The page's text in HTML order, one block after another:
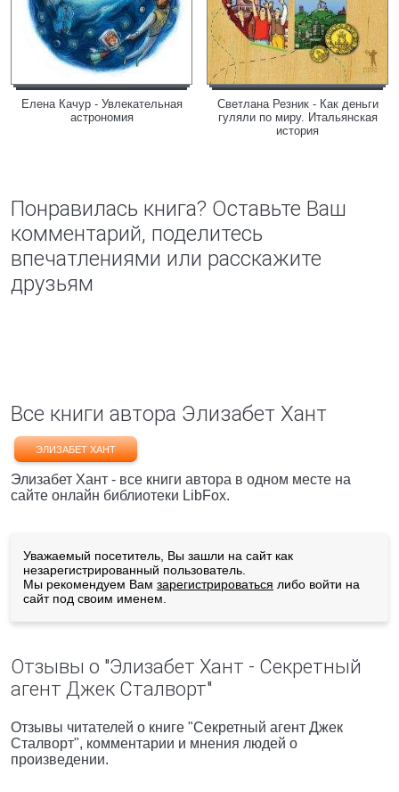
Елена Качур - Увлекательная
астрономия
Светлана Резник - Как деньги
гуляли по миру. Итальянская
история
Понравилась книга? Оставьте Ваш
комментарий, поделитесь
впечатлениями или расскажите
друзьям
Все книги автора Элизабет Хант
ЭЛИЗАБЕТ ХАНТ
Элизабет Хант - все книги автора в одном месте на
сайте онлайн библиотеки LibFox.
Уважаемый посетитель, Вы зашли на сайт как
незарегистрированный пользователь.
Мы рекомендуем Вам зарегистрироваться либо войти на
сайт под своим именем.
Отзывы о "Элизабет Хант - Секретный
агент Джек Сталворт"
Отзывы читателей о книге "Секретный агент Джек
Сталворт", комментарии и мнения людей о
произведении.